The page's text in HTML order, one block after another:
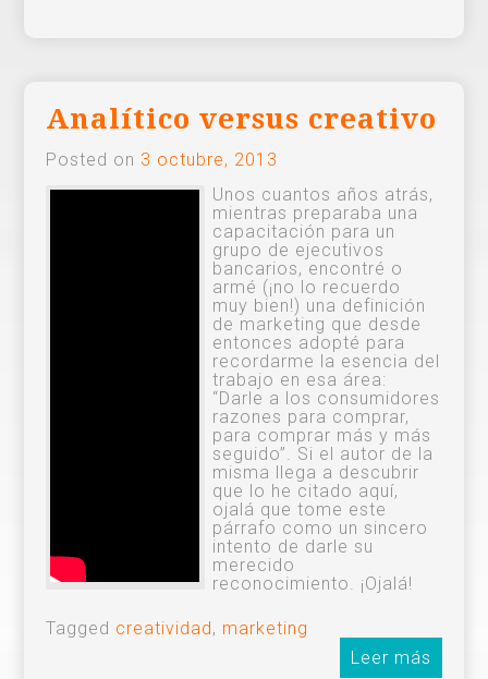
Analítico versus creativo
Posted on 3 octubre, 2013
Unos cuantos años atrás,
mientras preparaba una
capacitación para un
grupo de ejecutivos
bancarios, encontré o
armé (¡no lo recuerdo
muy bien!) una definición
de marketing que desde
entonces adopté para
recordarme la esencia del
trabajo en esa área:
“Darle a los consumidores
razones para comprar,
para comprar más y más
seguido”. Si el autor de la
misma llega a descubrir
que lo he citado aquí,
ojalá que tome este
párrafo como un sincero
intento de darle su
merecido
reconocimiento. ¡Ojalá!
Tagged creatividad, marketing
Leer más